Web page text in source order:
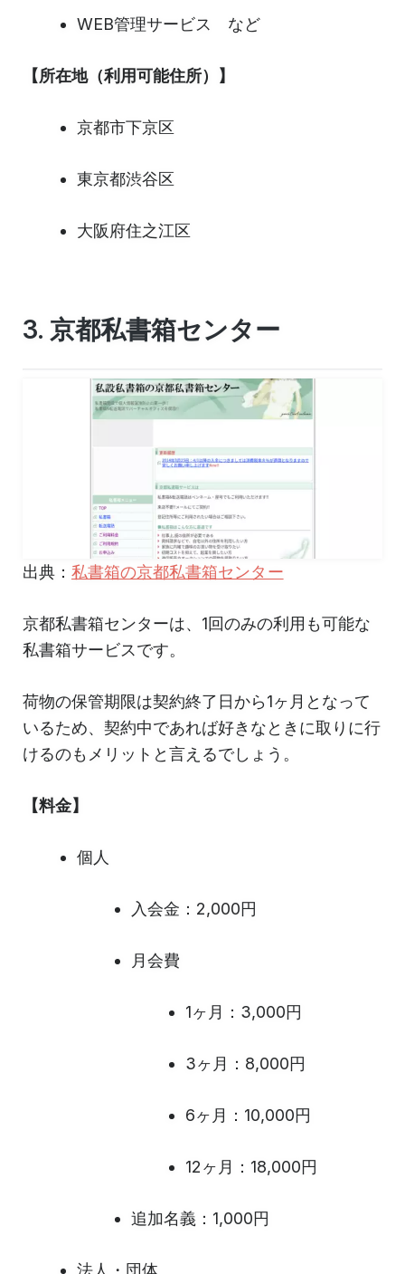
WEB管理サービス など
【所在地（利用可能住所）】
京都市下京区
東京都渋谷区
大阪府住之江区
3. 京都私書箱センター
出典： 私書箱の京都私書箱センター
京都私書箱センターは、1回のみの利用も可能な
私書箱サービスです。
荷物の保管期限は契約終了日から1ヶ月となって
いるため、契約中であれば好きなときに取りに行
けるのもメリットと言えるでしょう。
【料金】
個人
入会金：2,000円
月会費
1ヶ月：3,000円
3ヶ月：8,000円
6ヶ月：10,000円
12ヶ月：18,000円
追加名義：1,000円
法人・団体